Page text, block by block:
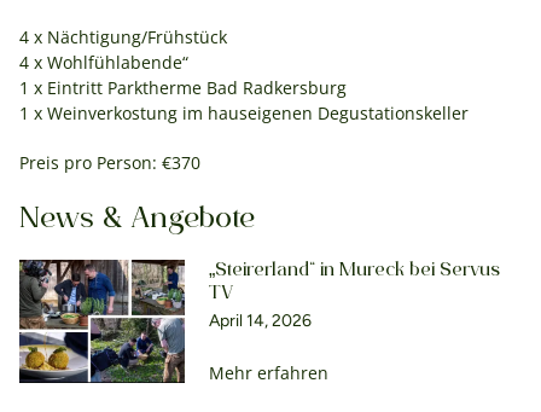
4 x Nächtigung/Frühstück
4 x Wohlfühlabende“
1 x Eintritt Parktherme Bad Radkersburg
1 x Weinverkostung im hauseigenen Degustationskeller
Preis pro Person: €370
News & Angebote
„Steirerland“ in Mureck bei Servus
TV
April 14, 2026
Mehr erfahren